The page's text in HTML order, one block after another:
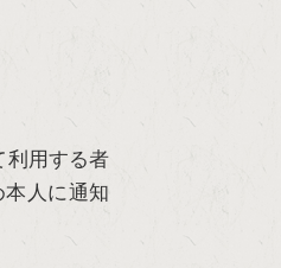
利用する者
人に通知